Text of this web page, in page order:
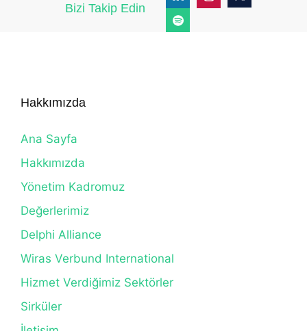
Bizi Takip Edin
Hakkımızda
Ana Sayfa
Hakkımızda
Yönetim Kadromuz
Değerlerimiz
Delphi Alliance
Wiras Verbund International
Hizmet Verdiğimiz Sektörler
Sirküler